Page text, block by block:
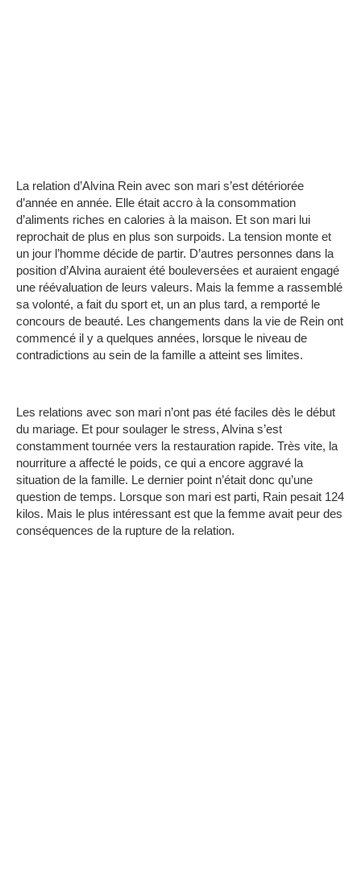
La relation d’Alvina Rein avec son mari s’est détériorée
d’année en année. Elle était accro à la consommation
d’aliments riches en calories à la maison. Et son mari lui
reprochait de plus en plus son surpoids. La tension monte et
un jour l’homme décide de partir. D’autres personnes dans la
position d’Alvina auraient été bouleversées et auraient engagé
une réévaluation de leurs valeurs. Mais la femme a rassemblé
sa volonté, a fait du sport et, un an plus tard, a remporté le
concours de beauté. Les changements dans la vie de Rein ont
commencé il y a quelques années, lorsque le niveau de
contradictions au sein de la famille a atteint ses limites.
Les relations avec son mari n’ont pas été faciles dès le début
du mariage. Et pour soulager le stress, Alvina s’est
constamment tournée vers la restauration rapide. Très vite, la
nourriture a affecté le poids, ce qui a encore aggravé la
situation de la famille. Le dernier point n’était donc qu’une
question de temps. Lorsque son mari est parti, Rain pesait 124
kilos. Mais le plus intéressant est que la femme avait peur des
conséquences de la rupture de la relation.